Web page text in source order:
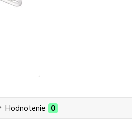
Hodnotenie 0